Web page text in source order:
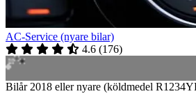
AC-Service (nyare bilar)
4.6 (176)
Bilår 2018 eller nyare (köldmedel